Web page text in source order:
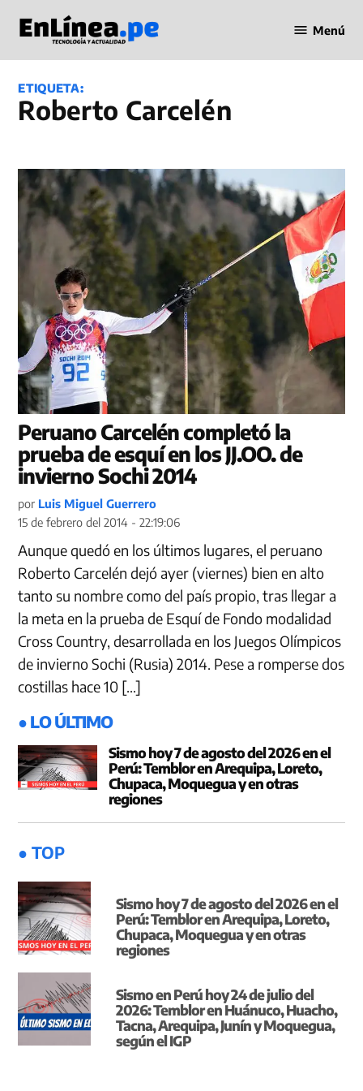
contenido
en Línea
Menú
ETIQUETA:
Roberto Carcelén
Peruano Carcelén completó la
prueba de esquí en los JJ.OO. de
invierno Sochi 2014
por Luis Miguel Guerrero
15 de febrero del 2014 - 22:19:06
Aunque quedó en los últimos lugares, el peruano
Roberto Carcelén dejó ayer (viernes) bien en alto
tanto su nombre como del país propio, tras llegar a
la meta en la prueba de Esquí de Fondo modalidad
Cross Country, desarrollada en los Juegos Olímpicos
de invierno Sochi (Rusia) 2014. Pese a romperse dos
costillas hace 10 […]
● LO ÚLTIMO
Sismo hoy 7 de agosto del 2026 en el
Perú: Temblor en Arequipa, Loreto,
Chupaca, Moquegua y en otras
regiones
● TOP
Sismo hoy 7 de agosto del 2026 en el
Perú: Temblor en Arequipa, Loreto,
Chupaca, Moquegua y en otras
regiones
Sismo en Perú hoy 24 de julio del
2026: Temblor en Huánuco, Huacho,
Tacna, Arequipa, Junín y Moquegua,
según el IGP